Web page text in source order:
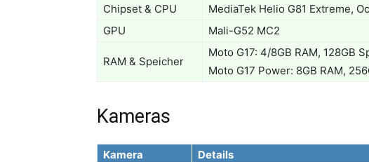
Chipset & CPU
MediaTek Helio G81 Extreme,
GPU
Mali-G52 MC2
RAM & Speicher
Moto G17: 4/8GB RAM, 128GB
Moto G17 Power: 8GB RAM,
Kameras
Kamera
Details